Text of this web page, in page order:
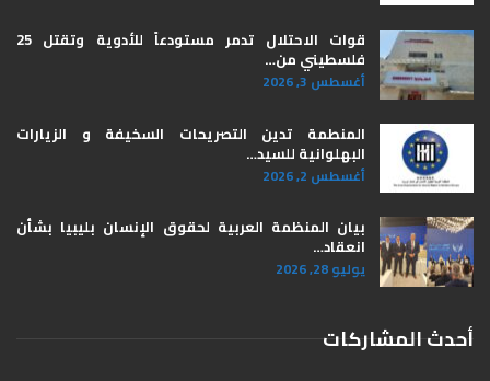
قوات الاحتلال تدمر مستودعاً للأدوية وتقتل 25
فلسطيني من…
أغسطس 3, 2026
المنطمة تدين التصريحات السخيفة و الزيارات
البهلوانية للسيد…
أغسطس 2, 2026
بيان المنظمة العربية لحقوق الإنسان بليبيا ​بشأن
انعقاد…
يوليو 28, 2026
أحدث المشاركات